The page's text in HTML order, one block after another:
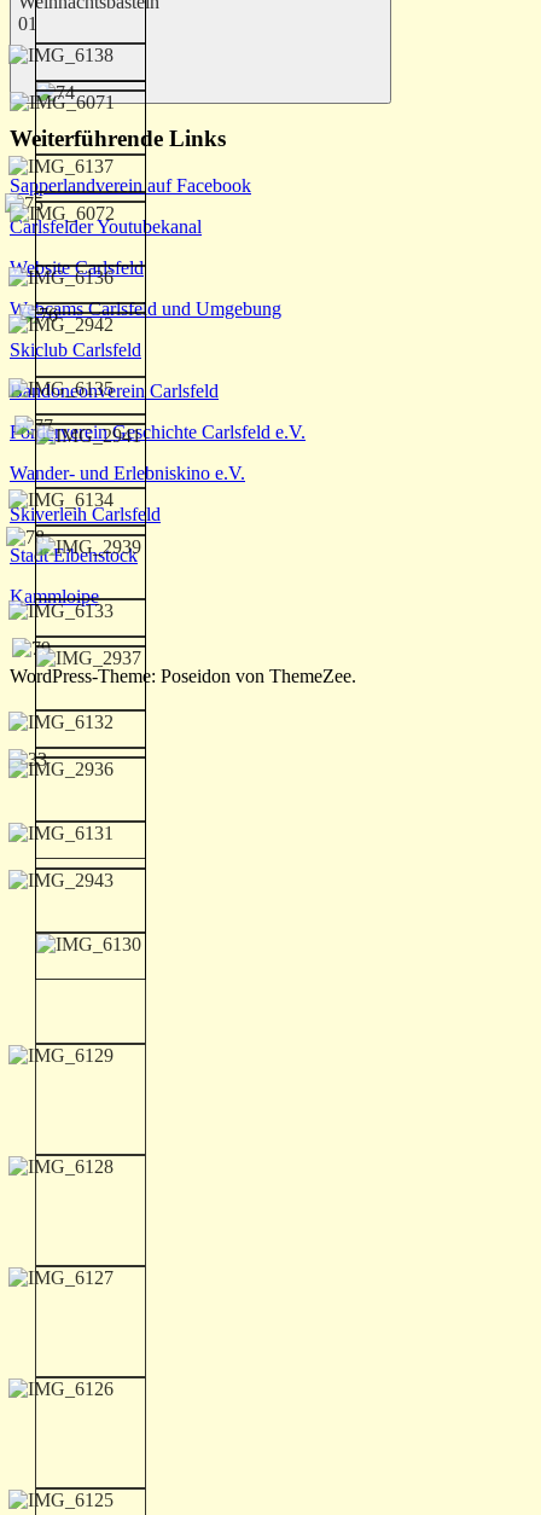
Suchen
Weiterführende Links
Sapperlandverein auf Facebook
Carlsfelder Youtubekanal
Website Carlsfeld
Webcams Carlsfeld und Umgebung
Skiclub Carlsfeld
Bandoneonverein Carlsfeld
Förderverein Geschichte Carlsfeld e.V.
Wander- und Erlebniskino e.V.
Skiverleih Carlsfeld
Stadt Eibenstock
Kammloipe
WordPress-Theme: Poseidon von ThemeZee.